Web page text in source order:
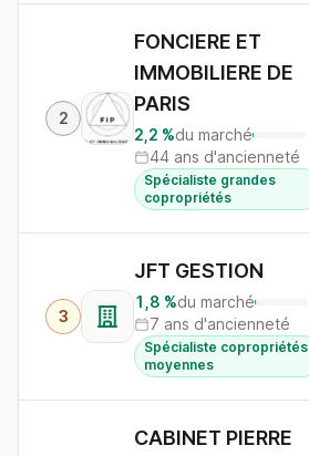
2
FONCIERE ET
IMMOBILIERE DE
PARIS
2,2 %du marché
44 ans d'ancienneté
Spécialiste grandes
copropriétés
3
JFT GESTION
1,8 %du marché
7 ans d'ancienneté
Spécialiste copropriétés
moyennes
CABINET PIERRE